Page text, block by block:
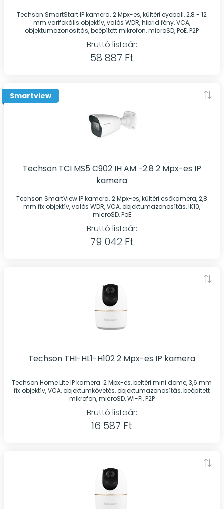
Techson SmartStart IP kamera. 2 Mpx-es, kültéri eyeball, 2,8 - 12
mm varifokális objektív, valós WDR, hibrid fény, VCA,
objektumazonosítás, beépített mikrofon, microSD, PoE, P2P
Bruttó listaár:
58 887 Ft
Smartview
Techson TCI MS5 C902 IH AM -2.8 2 Mpx-es IP
kamera
Techson SmartView IP kamera. 2 Mpx-es, kültéri csőkamera, 2,8
mm fix objektív, valós WDR, VCA, objektumazonosítás, IK10,
microSD, PoE
Bruttó listaár:
79 042 Ft
Techson THI-HL1-H102 2 Mpx-es IP kamera
Techson Home Lite IP kamera. 2 Mpx-es, beltéri mini dome, 3,6 mm
fix objektív, VCA, objektumkövetés, objektumazonosítás, beépített
mikrofon, microSD, Wi-Fi, P2P
Bruttó listaár:
16 587 Ft